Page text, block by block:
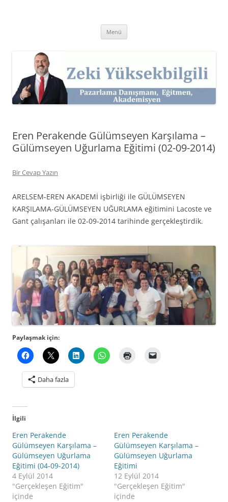
Kişisel Web Sitesi.
Menü
Eren Perakende Gülümseyen Karşılama –
Gülümseyen Uğurlama Eğitimi (02-09-2014)
Bir Cevap Yazın
ARELSEM-EREN AKADEMİ işbirliği ile GÜLÜMSEYEN
KARŞILAMA-GÜLÜMSEYEN UĞURLAMA eğitimini Lacoste ve
Gant çalışanları ile 02-09-2014 tarihinde gerçekleştirdik.
Paylaşmak için:
Daha fazla
İlgili
Eren Perakende
Gülümseyen Karşılama –
Gülümseyen Uğurlama
Eğitimi (04-09-2014)
4 Eylül 2014
"Gerçekleşen Eğitim"
içinde
Eren Perakende
Gülümseyen Karşılama –
Gülümseyen Uğurlama
Eğitimi
12 Eylül 2014
"Gerçekleşen Eğitim"
içinde